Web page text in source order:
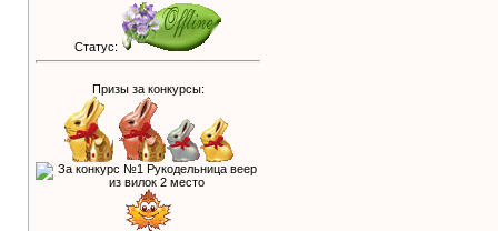
Статус:
Призы за конкурсы: